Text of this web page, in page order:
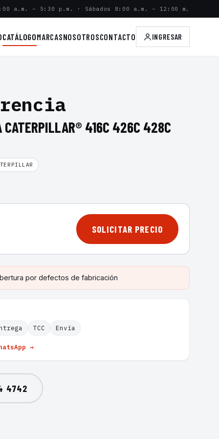
a.m. – 5:30 p.m. · Sábados 8:00 a.m. – 12:00 m.
CATÁLOGOMARCASNOSOTROSCONTACTO INGRESAR
CATERPILLAR® 416C 426C 428C
SOLICITAR PRECIO
por defectos de fabricación
TCC Envía
→
4742